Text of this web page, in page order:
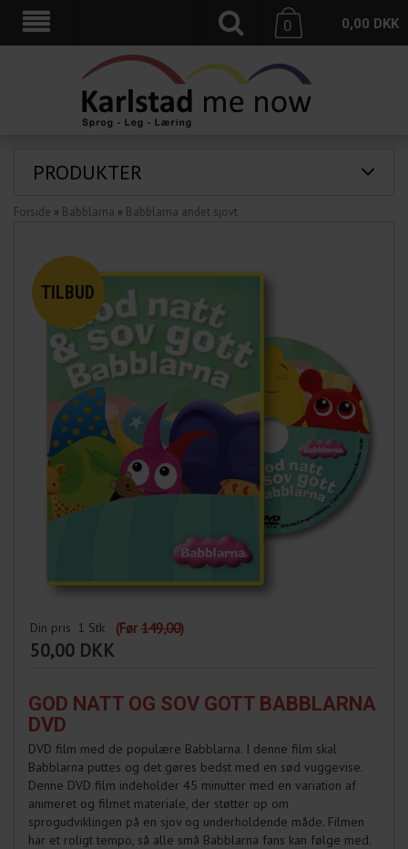
0,00 DKK
0
PRODUKTER
Forside » Babblarna » Babblarna andet sjovt
Din pris 1 Stk (Før 149,00)
50,00 DKK
GOD NATT OG SOV GOTT BABBLARNA
DVD
DVD film med de populære Babblarna. I denne film skal
Babblarna puttes og det gøres bedst med en sød vuggevise.
Denne DVD film indeholder 45 minutter med en variation af
animeret og filmet materiale, der støtter op om
sprogudviklingen på en sjov og underholdende måde. Filmen
har et roligt tempo, så alle små Babblarna fans kan følge med.